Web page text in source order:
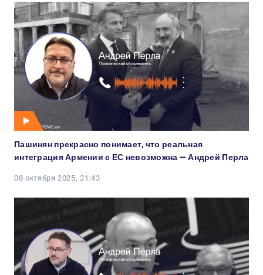
Пашинян прекрасно понимает, что реальная
интеграция Армении с ЕС невозможна — Андрей Перла
08 октября 2025, 21:43